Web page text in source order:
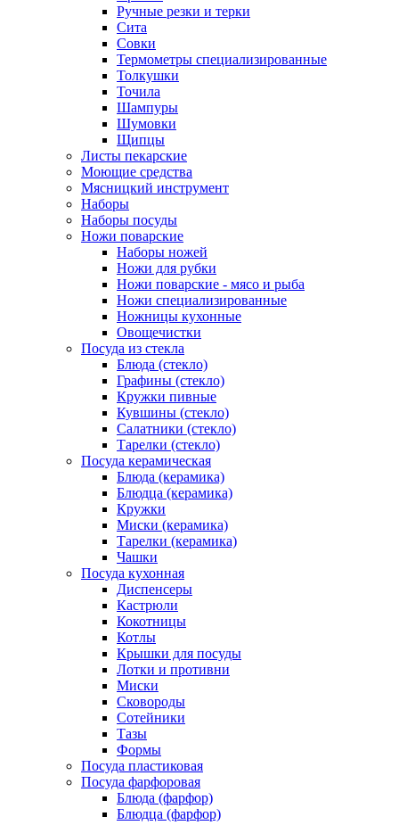
Ручные резки и терки
Сита
Совки
Термометры специализированные
Толкушки
Точила
Шампуры
Шумовки
Щипцы
Листы пекарские
Моющие средства
Мясницкий инструмент
Наборы
Наборы посуды
Ножи поварские
Наборы ножей
Ножи для рубки
Ножи поварские - мясо и рыба
Ножи специализированные
Ножницы кухонные
Овощечистки
Посуда из стекла
Блюда (стекло)
Графины (стекло)
Кружки пивные
Кувшины (стекло)
Салатники (стекло)
Тарелки (стекло)
Посуда керамическая
Блюда (керамика)
Блюдца (керамика)
Кружки
Миски (керамика)
Тарелки (керамика)
Чашки
Посуда кухонная
Диспенсеры
Кастрюли
Кокотницы
Котлы
Крышки для посуды
Лотки и противни
Миски
Сковороды
Сотейники
Тазы
Формы
Посуда пластиковая
Посуда фарфоровая
Блюда (фарфор)
Блюдца (фарфор)